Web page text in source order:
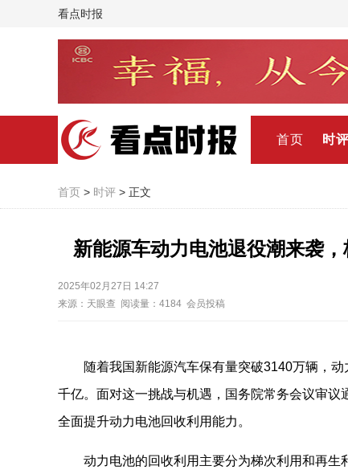
看点时报
首页 时
首页 > 时评 > 正文
新能源车动力电池退役潮来袭
2025年02月27日 14:27
来源：天眼查 阅读量：4184 会员投稿
随着我国新能源汽车保有量突破3140万辆，
千亿。面对这一挑战与机遇，国务院常务会议审
全面提升动力电池回收利用能力。
动力电池的回收利用主要分为梯次利用和再生